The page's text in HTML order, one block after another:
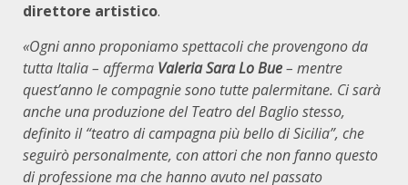
direttore artistico.
«Ogni anno proponiamo spettacoli che provengono da
tutta Italia – afferma Valeria Sara Lo Bue– mentre
quest’anno le compagnie sono tutte palermitane. Ci sarà
anche una produzione del Teatro del Baglio stesso,
definito il “teatro di campagna più bello di Sicilia”, che
seguirò personalmente, con attori che non fanno questo
di professione ma che hanno avuto nel passato